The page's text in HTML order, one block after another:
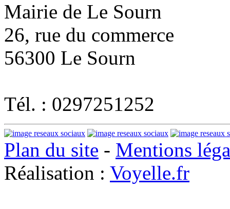
Mairie de Le Sourn
26, rue du commerce
56300 Le Sourn
Tél. : 0297251252
Plan du site - Mentions
Réalisation : Voyelle.fr